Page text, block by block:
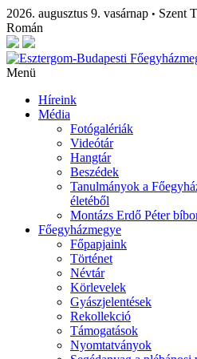
2026. augusztus 9. vasárnap • Szent
Román
Menü
Híreink
Média
Fotógalériák
Videótár
Hangtár
Beszédek
Tanulmányok a
életéből
Montázs Erdő Péter
Főegyházmegye
Főpapjaink
Történet
Névtár
Körlevelek
Gyászjelentések
Rekollekció
Támogatások
Nyomtatványok